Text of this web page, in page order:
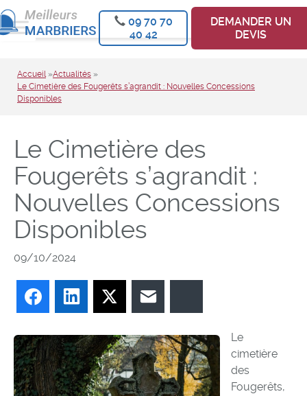
09 70 70
40 42
DEMANDER UN
DEVIS
Accueil»Actualités »
Le Cimetière des Fougerêts s’agrandit : Nouvelles Concessions
Disponibles
Le Cimetière des
Fougerêts s’agrandit :
Nouvelles Concessions
Disponibles
09/10/2024
FacebookLinkedIn Twitter
Le
cimetière
des
Fougerêts,